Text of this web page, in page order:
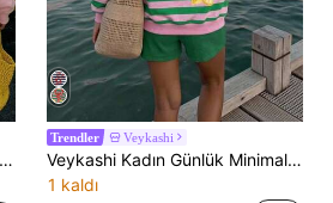
Trendler Veykashi
Veykashi Kadın Günlük Minimalist Çizgili Istakoz Baskılı Grafik Desenli Yuvarlak Yaka Uzun Kollu Bol Kesim Sweatshirt, Tatil ve Yaz İçin Uygun
1 kaldı